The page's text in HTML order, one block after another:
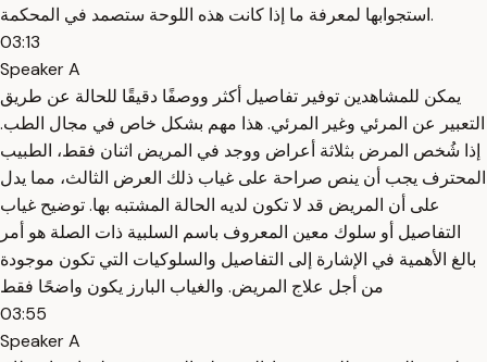
استجوابها لمعرفة ما إذا كانت هذه اللوحة ستصمد في المحكمة.
03:13
Speaker A
يمكن للمشاهدين توفير تفاصيل أكثر ووصفًا دقيقًا للحالة عن طريق
التعبير عن المرئي وغير المرئي. هذا مهم بشكل خاص في مجال الطب.
إذا شُخص المرض بثلاثة أعراض ووجد في المريض اثنان فقط، الطبيب
المحترف يجب أن ينص صراحة على غياب ذلك العرض الثالث، مما يدل
على أن المريض قد لا تكون لديه الحالة المشتبه بها. توضيح غياب
التفاصيل أو سلوك معين المعروف باسم السلبية ذات الصلة هو أمر
بالغ الأهمية في الإشارة إلى التفاصيل والسلوكيات التي تكون موجودة
من أجل علاج المريض. والغياب البارز يكون واضحًا فقط
03:55
Speaker A